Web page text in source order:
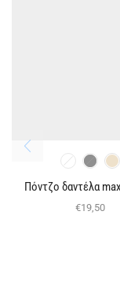
Πόντζο δαντέλα
€19,50